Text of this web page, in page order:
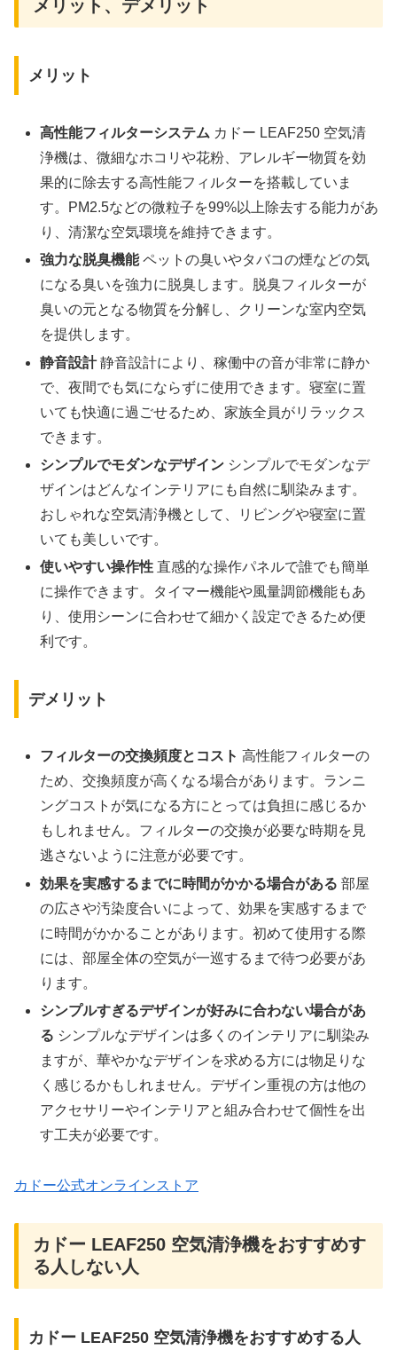
メリット、デメリット
メリット
高性能フィルターシステム カドー LEAF250 空気清
浄機は、微細なホコリや花粉、アレルギー物質を効
果的に除去する高性能フィルターを搭載していま
す。PM2.5などの微粒子を99%以上除去する能力があ
り、清潔な空気環境を維持できます。
強力な脱臭機能ペットの臭いやタバコの煙などの気
になる臭いを強力に脱臭します。脱臭フィルターが
臭いの元となる物質を分解し、クリーンな室内空気
を提供します。
静音設計静音設計により、稼働中の音が非常に静か
で、夜間でも気にならずに使用できます。寝室に置
いても快適に過ごせるため、家族全員がリラックス
できます。
シンプルでモダンなデザイン シンプルでモダンなデ
ザインはどんなインテリアにも自然に馴染みます。
おしゃれな空気清浄機として、リビングや寝室に置
いても美しいです。
使いやすい操作性 直感的な操作パネルで誰でも簡単
に操作できます。タイマー機能や風量調節機能もあ
り、使用シーンに合わせて細かく設定できるため便
利です。
デメリット
フィルターの交換頻度とコスト 高性能フィルターの
ため、交換頻度が高くなる場合があります。ランニ
ングコストが気になる方にとっては負担に感じるか
もしれません。フィルターの交換が必要な時期を見
逃さないように注意が必要です。
効果を実感するまでに時間がかかる場合がある 部屋
の広さや汚染度合いによって、効果を実感するまで
に時間がかかることがあります。初めて使用する際
には、部屋全体の空気が一巡するまで待つ必要があ
ります。
シンプルすぎるデザインが好みに合わない場合があ
る シンプルなデザインは多くのインテリアに馴染み
ますが、華やかなデザインを求める方には物足りな
く感じるかもしれません。デザイン重視の方は他の
アクセサリーやインテリアと組み合わせて個性を出
す工夫が必要です。
カドー公式オンラインストア
カドー LEAF250 空気清浄機をおすすめす
る人しない人
カドー LEAF250 空気清浄機をおすすめする人